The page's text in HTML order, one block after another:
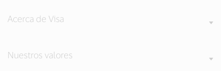
Acerca de Visa
Nuestros valores